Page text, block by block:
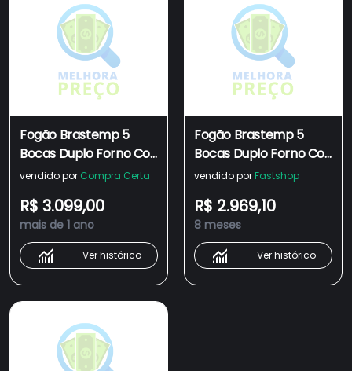
Fogão Brastemp 5
Bocas Duplo Forno Cor
Inox Com Botões
Aro Protetor - Outlet -
BFD5NCR_OUT
vendido por Compra Certa
R$ 3.099,00
mais de 1 ano
Ver histórico
Fogão Brastemp 5
Bocas Duplo Forno Cor
Inox Com Botões
Aro Protetor -
BFD5NCR 220
vendido por Fastshop
R$ 2.969,10
8 meses
Ver histórico